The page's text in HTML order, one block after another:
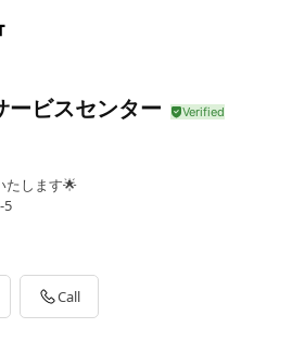
ービスセンター
たします🌟
5
Call